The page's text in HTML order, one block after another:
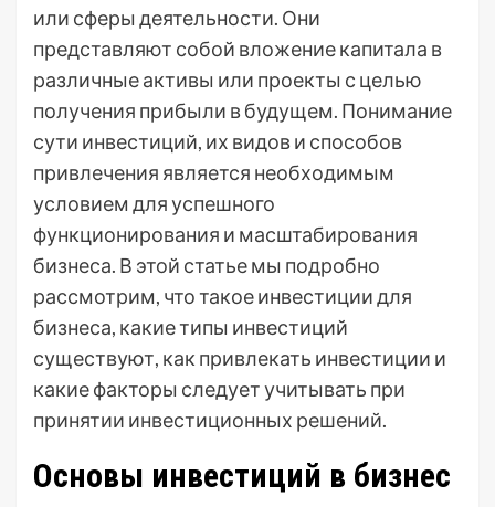
или сферы деятельности. Они
представляют собой вложение капитала в
различные активы или проекты с целью
получения прибыли в будущем. Понимание
сути инвестиций, их видов и способов
привлечения является необходимым
условием для успешного
функционирования и масштабирования
бизнеса. В этой статье мы подробно
рассмотрим, что такое инвестиции для
бизнеса, какие типы инвестиций
существуют, как привлекать инвестиции и
какие факторы следует учитывать при
принятии инвестиционных решений.
Основы инвестиций в бизнес